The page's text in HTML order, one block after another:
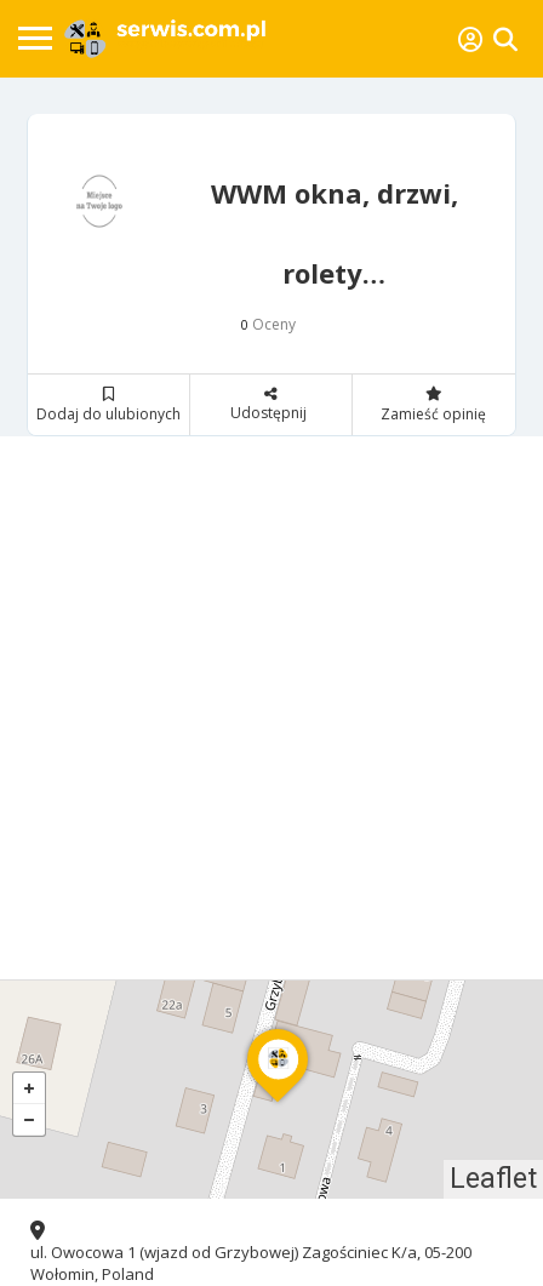
WWM okna, drzwi,
rolety…
0 Oceny
Dodaj do ulubionych Udostępnij Zamieść opinię
Leaflet
ul. Owocowa 1 (wjazd od Grzybowej) Zagościniec K/a, 05-200
Wołomin, Poland